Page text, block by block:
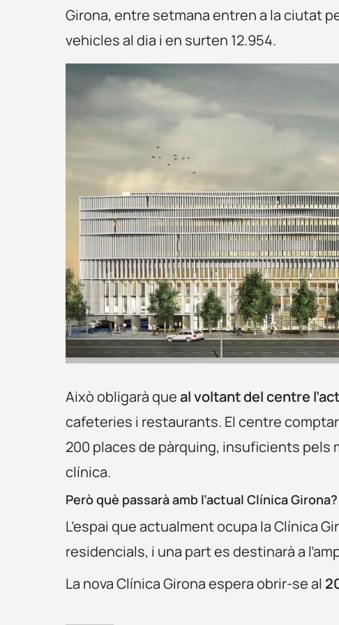
Girona, entre setmana entren a la ciutat
vehicles al dia i en surten 12.954.
Això obligarà queal voltant del centre
cafeteries i restaurants. El centre
200 places de pàrquing, insuficients pels
clínica.
Però què passarà amb l’actual Clínica Girona?
L’espai que actualment ocupa la Clínica
residencials, i una part es destinarà a
La nova Clínica Girona espera obrir-se al